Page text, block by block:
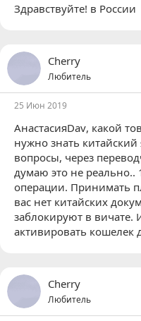
Здравствуйте! в России
Cherry
Любитель
25 Июн 2019
АнастасияDav, какой
нужно знать китайский
вопросы, через
думаю это не
операции. Принимать
вас нет китайских
заблокируют в вичате.
активировать кошелек
Cherry
Любитель